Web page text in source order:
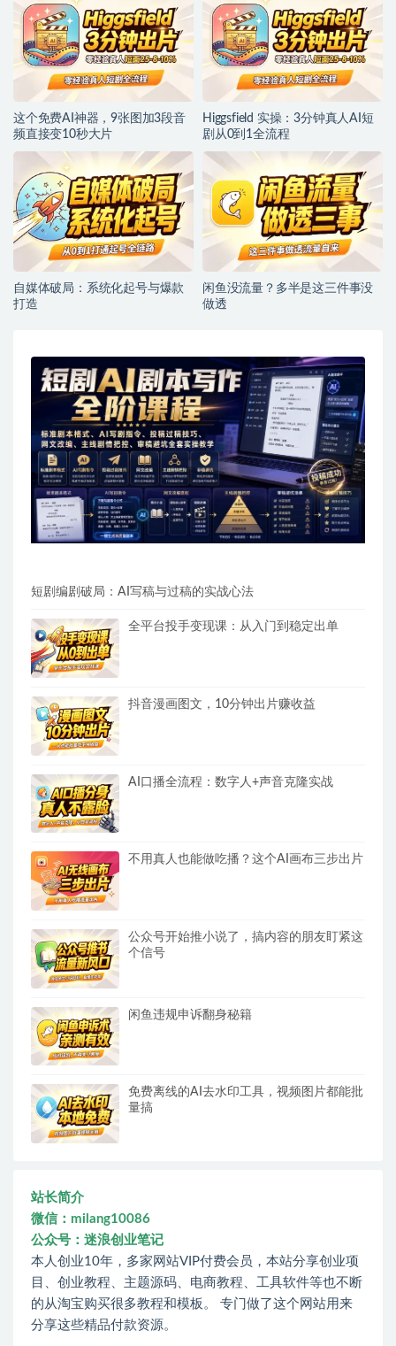
这个免费AI神器，9张图加3段音
频直接变10秒大片
Higgsfield 实操：3分钟真人AI短
剧从0到1全流程
自媒体破局：系统化起号与爆款
打造
闲鱼没流量？多半是这三件事没
做透
短剧编剧破局：AI写稿与过稿的实战心法
全平台投手变现课：从入门到稳定出单
抖音漫画图文，10分钟出片赚收益
AI口播全流程：数字人+声音克隆实战
不用真人也能做吃播？这个AI画布三步出片
公众号开始推小说了，搞内容的朋友盯紧这
个信号
闲鱼违规申诉翻身秘籍
免费离线的AI去水印工具，视频图片都能批
量搞
站长简介
微信：milang10086
公众号：迷浪创业笔记
本人创业10年，多家网站VIP付费会员，本站分享创业项
目、创业教程、主题源码、电商教程、工具软件等也不断
的从淘宝购买很多教程和模板。 专门做了这个网站用来
分享这些精品付款资源。